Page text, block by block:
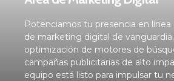
Potenciamos tu presencia en
de marketing digital de
optimización de motores de
campañas publicitarias de alto
equipo está listo para impulsar tu